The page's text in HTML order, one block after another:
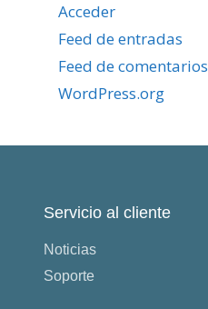
Acceder
Feed de entradas
Feed de comentarios
WordPress.org
Servicio al cliente
Noticias
Soporte